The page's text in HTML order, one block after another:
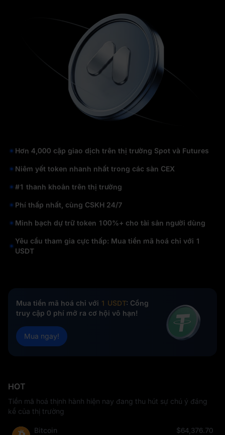
Hơn 4,000 cặp giao dịch trên thị trường Spot và Futures
Niêm yết token nhanh nhất trong các sàn CEX
#1 thanh khoản trên thị trường
Phí thấp nhất, cùng CSKH 24/7
Minh bạch dự trữ token 100%+ cho tài sản người dùng
Yêu cầu tham gia cực thấp: Mua tiền mã hoá chỉ với 1
USDT
Mua tiền mã hoá chỉ với 1 USDT: Cổng
truy cập 0 phí mở ra cơ hội vô hạn!
Mua ngay!
HOT
Tiền mã hoá thịnh hành hiện nay đang thu hút sự chú ý đáng
kể của thị trường
Bitcoin
$64,376.70